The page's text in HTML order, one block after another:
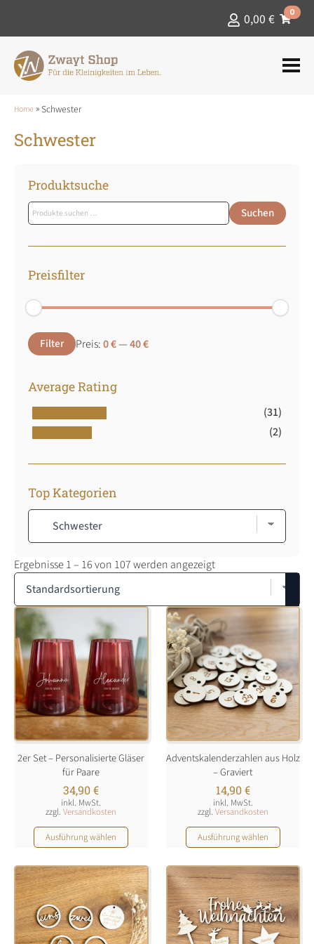
0,00 € 0
Home »Schwester
Schwester
Produktsuche
Suchen
nach: Suchen
Preisfilter
Min.
Preis
Max.
PreisFilter Preis:0 €—40 €
Average Rating
(31)
(2)
Top Kategorien
Ergebnisse 1 – 16 von 107 werden angezeigt
2er Set – Personalisierte Gläser
für Paare
34,90€
inkl. MwSt.
zzgl.Versandkosten
Ausführung wählen
Dieses
Produkt
weist
mehrere
Varianten
auf.
Die
Adventskalenderzahlen aus Holz
– Graviert
14,90€
inkl. MwSt.
zzgl. Versandkosten
Ausführung wählen
Dieses
Produkt
weist
mehrere
Varianten
auf.
Die